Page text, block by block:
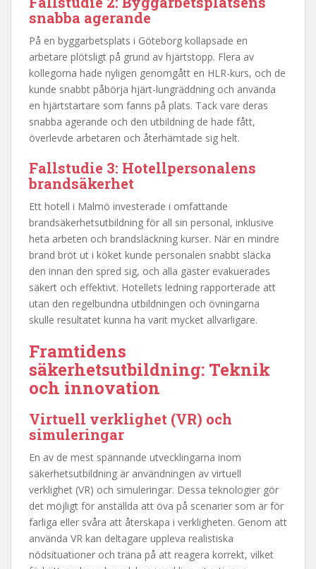
snabba agerande
På en byggarbetsplats i Göteborg kollapsade en
arbetare plötsligt på grund av hjärtstopp. Flera av
kollegorna hade nyligen genomgått en HLR-kurs, och de
kunde snabbt påbörja hjärt-lungräddning och använda
en hjärtstartare som fanns på plats. Tack vare deras
snabba agerande och den utbildning de hade fått,
överlevde arbetaren och återhämtade sig helt.
Fallstudie 3: Hotellpersonalens
brandsäkerhet
Ett hotell i Malmö investerade i omfattande
brandsäkerhetsutbildning för all sin personal, inklusive
heta arbeten och brandsläckning kurser. När en mindre
brand bröt ut i köket kunde personalen snabbt släcka
den innan den spred sig, och alla gäster evakuerades
säkert och effektivt. Hotellets ledning rapporterade att
utan den regelbundna utbildningen och övningarna
skulle resultatet kunna ha varit mycket allvarligare.
Framtidens
säkerhetsutbildning: Teknik
och innovation
Virtuell verklighet (VR) och
simuleringar
En av de mest spännande utvecklingarna inom
säkerhetsutbildning är användningen av virtuell
verklighet (VR) och simuleringar. Dessa teknologier gör
det möjligt för anställda att öva på scenarier som är för
farliga eller svåra att återskapa i verkligheten. Genom att
använda VR kan deltagare uppleva realistiska
nödsituationer och träna på att reagera korrekt, vilket